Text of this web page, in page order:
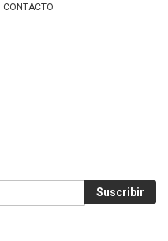
CONTACTO
Suscribir